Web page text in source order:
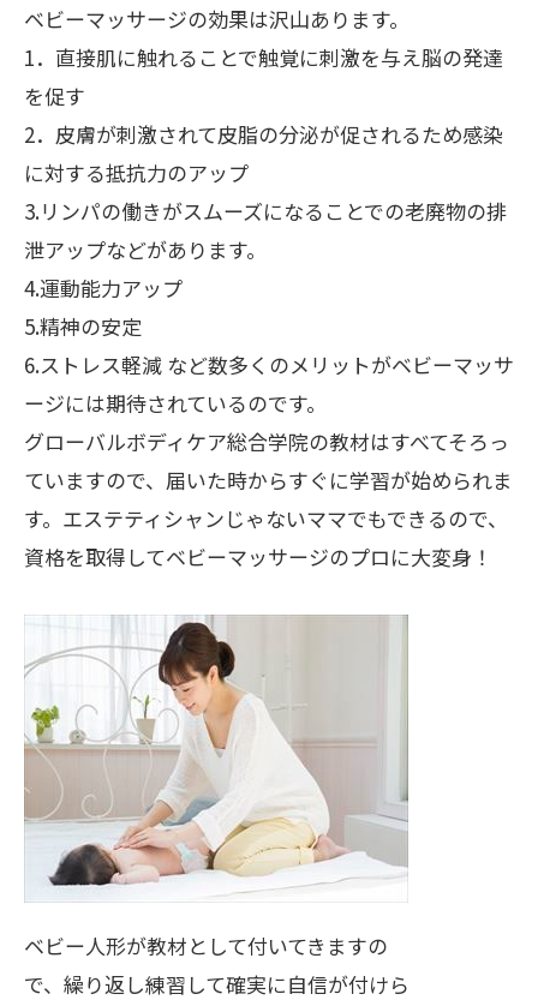
ベビーマッサージの効果は沢山あります。
1．直接肌に触れることで触覚に刺激を与え脳の発達
を促す
2．皮膚が刺激されて皮脂の分泌が促されるため感染
に対する抵抗力のアップ
3.リンパの働きがスムーズになることでの老廃物の排
泄アップなどがあります。
4.運動能力アップ
5.精神の安定
6.ストレス軽減 など数多くのメリットがベビーマッサ
ージには期待されているのです。
グローバルボディケア総合学院の教材はすべてそろっ
ていますので、届いた時からすぐに学習が始められま
す。エステティシャンじゃないママでもできるので、
資格を取得してベビーマッサージのプロに大変身！
ベビー人形が教材として付いてきますの
で、繰り返し練習して確実に自信が付けら